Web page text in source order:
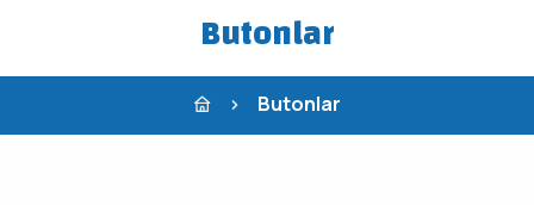
Butonlar
Butonlar